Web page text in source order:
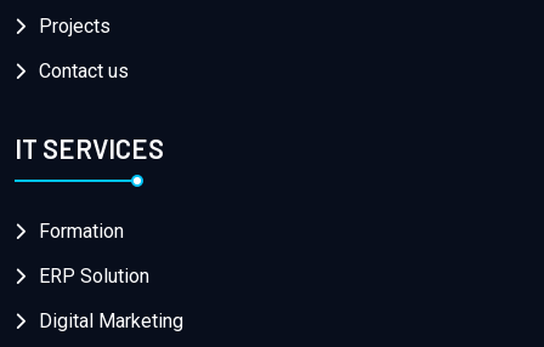
Projects
Contact us
IT SERVICES
Formation
ERP Solution
Digital Marketing